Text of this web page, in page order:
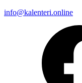
info@kalenteri.online